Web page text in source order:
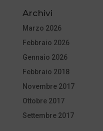
Archivi
Marzo 2026
Febbraio 2026
Gennaio 2026
Febbraio 2018
Novembre 2017
Ottobre 2017
Settembre 2017